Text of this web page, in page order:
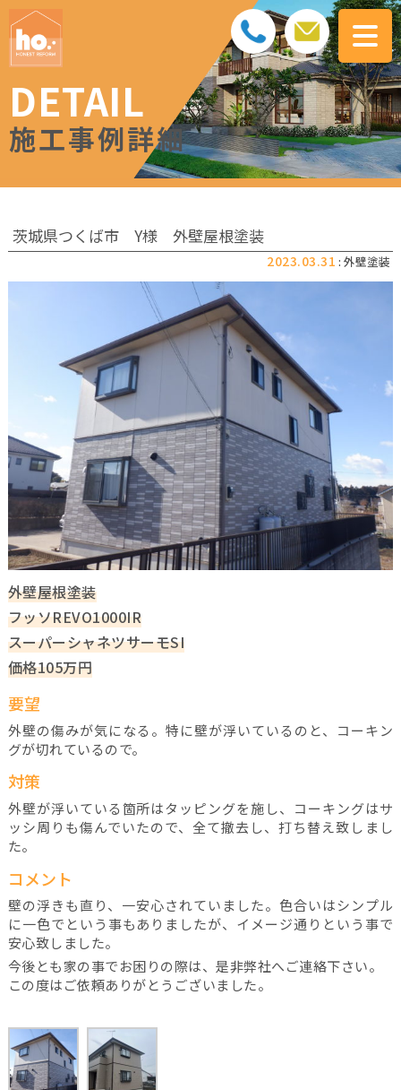
DETAIL
施工事例詳細
茨城県つくば市 Y様 外壁屋根塗装
2023.03.31 : 外壁塗装
外壁屋根塗装
フッソREVO1000IR
スーパーシャネツサーモSI
価格105万円
要望
外壁の傷みが気になる。特に壁が浮いているのと、コーキン
グが切れているので。
対策
外壁が浮いている箇所はタッピングを施し、コーキングはサ
ッシ周りも傷んでいたので、全て撤去し、打ち替え致しまし
た。
コメント
壁の浮きも直り、一安心されていました。色合いはシンプル
に一色でという事もありましたが、イメージ通りという事で
安心致しました。
今後とも家の事でお困りの際は、是非弊社へご連絡下さい。
この度はご依頼ありがとうございました。